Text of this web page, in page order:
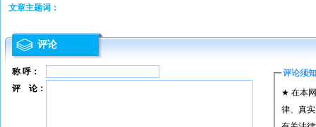
文章主题词：
评论
称 呼： 评论须知
★ 在本
律、真
评 论：